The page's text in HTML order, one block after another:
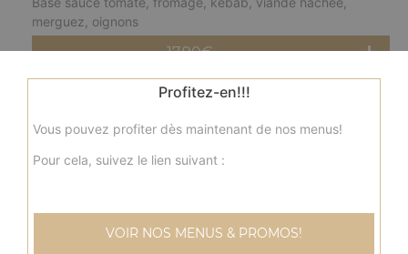
merguez, oignons
17.90€
Base crème fraîche, fromage, blanc de poulet, pommes
de terre, champignons, olives
nordique
Profitez-en!!!
Vous pouvez profiter dès maintenant de nos menus!
Pour cela, suivez le lien suivant :
VOIR NOS MENUS & PROMOS!